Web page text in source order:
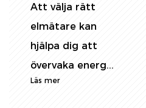
Att välja rätt
elmätare kan
hjälpa dig att
övervaka energ...
Läs mer